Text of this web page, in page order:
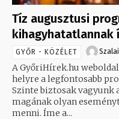
Tíz augusztusi
kihagyhatatlannak
GYŐR - KÖZÉLET
A GyőriHírek.hu
helyre a legfontosabb
Szinte biztosak vagyunk
magának olyan
menni. Íme a...